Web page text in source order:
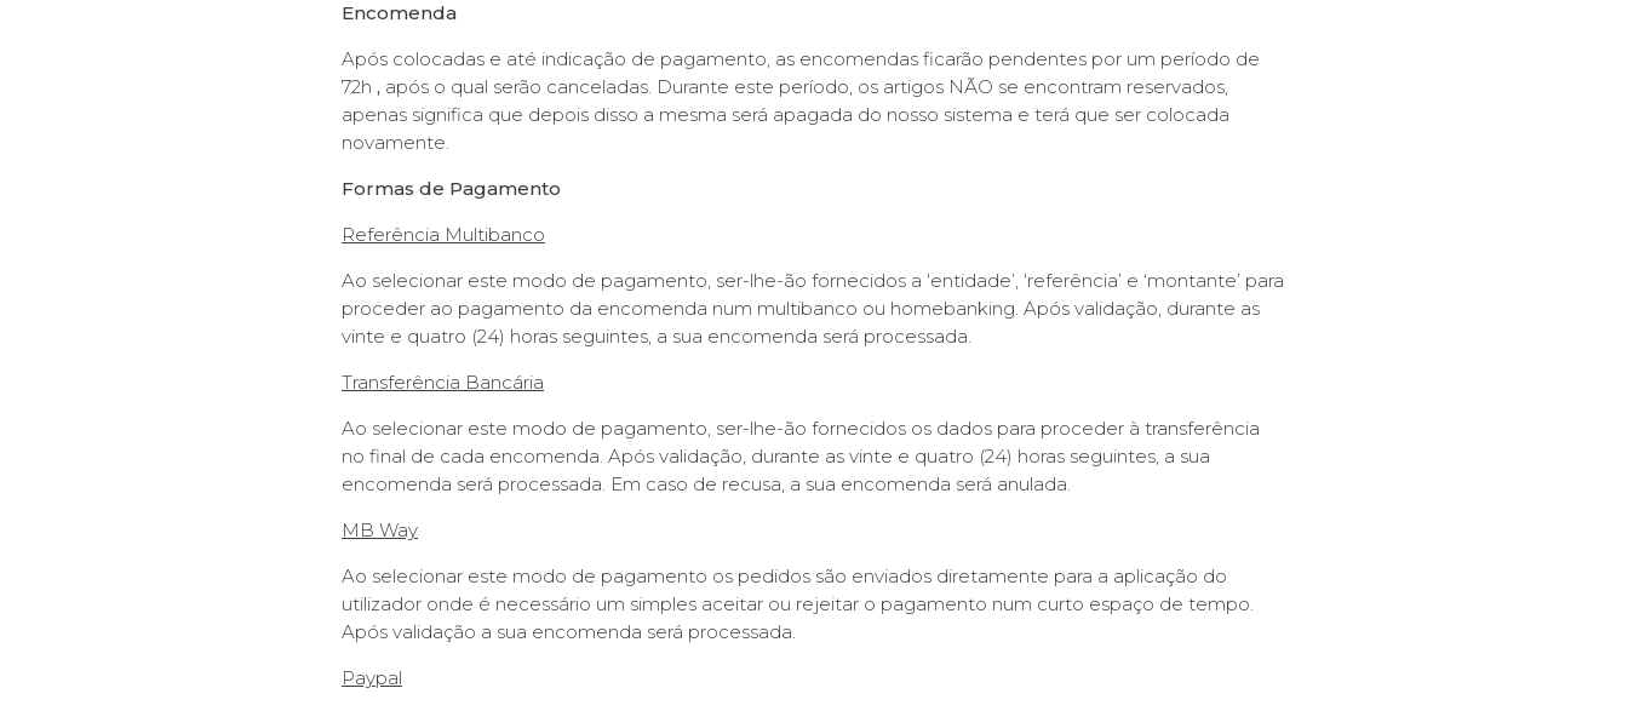
Encomenda
Após colocadas e até indicação de pagamento, as encomendas ficarão pendentes por um período de
72h , após o qual serão canceladas. Durante este período, os artigos NÃO se encontram reservados,
apenas significa que depois disso a mesma será apagada do nosso sistema e terá que ser colocada
novamente.
Formas de Pagamento
Referência Multibanco
Ao selecionar este modo de pagamento, ser-lhe-ão fornecidos a ‘entidade’, ‘referência’ e ‘montante’ para
proceder ao pagamento da encomenda num multibanco ou homebanking. Após validação, durante as
vinte e quatro (24) horas seguintes, a sua encomenda será processada.
Transferência Bancária
Ao selecionar este modo de pagamento, ser-lhe-ão fornecidos os dados para proceder à transferência
no final de cada encomenda. Após validação, durante as vinte e quatro (24) horas seguintes, a sua
encomenda será processada. Em caso de recusa, a sua encomenda será anulada.
MB Way
Ao selecionar este modo de pagamento os pedidos são enviados diretamente para a aplicação do
utilizador onde é necessário um simples aceitar ou rejeitar o pagamento num curto espaço de tempo.
Após validação a sua encomenda será processada.
Paypal